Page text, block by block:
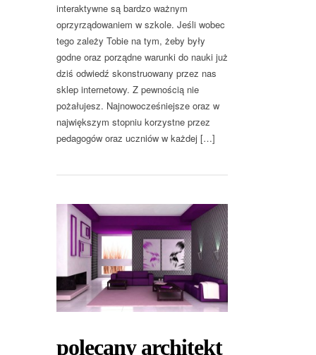
interaktywne są bardzo ważnym
oprzyrządowaniem w szkole. Jeśli wobec
tego zależy Tobie na tym, żeby były
godne oraz porządne warunki do nauki już
dziś odwiedź skonstruowany przez nas
sklep internetowy. Z pewnością nie
pożałujesz. Najnowocześniejsze oraz w
największym stopniu korzystne przez
pedagogów oraz uczniów w każdej […]
polecany architekt